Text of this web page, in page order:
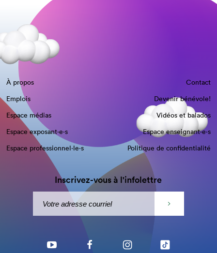
À propos
Contact
Emplois
Devenir bénévole!
Espace médias
Vidéos et balados
Espace exposant·e⋅s
Espace enseignant·e⋅s
Espace professionnel·le⋅s
Politique de confidentialité
Inscrivez-vous à l'infolettre